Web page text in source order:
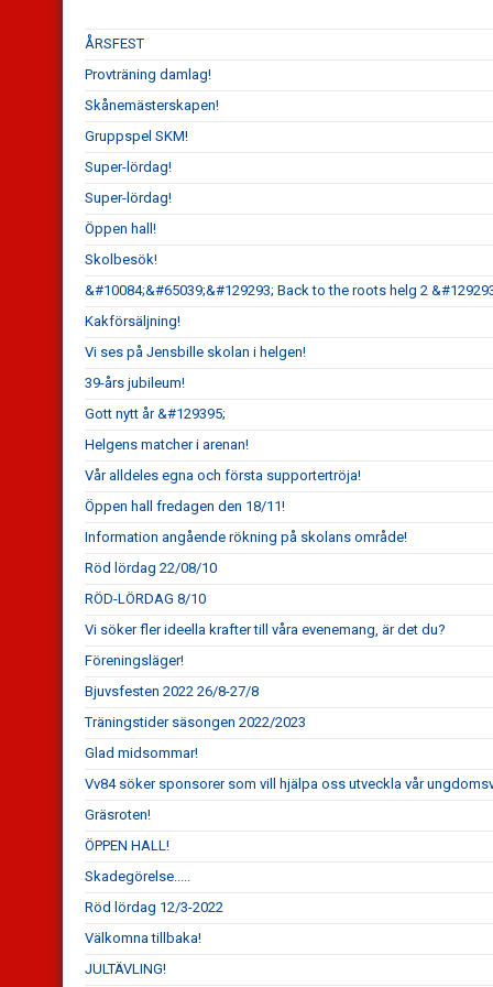
ÅRSFEST
Provträning damlag!
Skånemästerskapen!
Gruppspel SKM!
Super-lördag!
Super-lördag!
Öppen hall!
Skolbesök!
&#10084;&#65039;&#129293; Back to the roots helg 2
Kakförsäljning!
Vi ses på Jensbille skolan i helgen!
39-års jubileum!
Gott nytt år &#129395;
Helgens matcher i arenan!
Vår alldeles egna och första supportertröja!
Öppen hall fredagen den 18/11!
Information angående rökning på skolans område!
Röd lördag 22/08/10
RÖD-LÖRDAG 8/10
Vi söker fler ideella krafter till våra evenemang, är det du?
Föreningsläger!
Bjuvsfesten 2022 26/8-27/8
Träningstider säsongen 2022/2023
Glad midsommar!
Vv84 söker sponsorer som vill hjälpa oss utveckla vår
Gräsroten!
ÖPPEN HALL!
Skadegörelse.....
Röd lördag 12/3-2022
Välkomna tillbaka!
JULTÄVLING!